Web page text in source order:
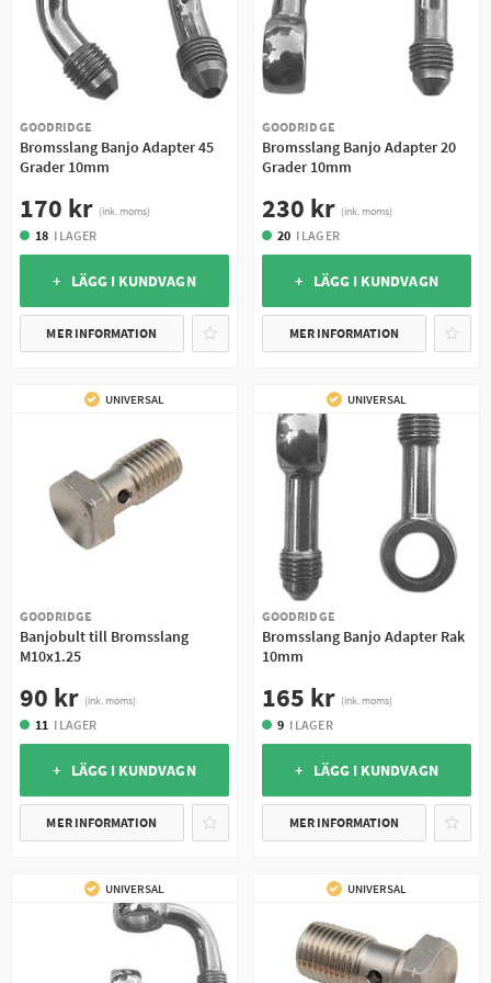
GOODRIDGE
Bromsslang Banjo Adapter 45
Grader 10mm
170 kr (ink. moms)
18 I LAGER
+ LÄGG I KUNDVAGN
MER INFORMATION
GOODRIDGE
Bromsslang Banjo Adapter 20
Grader 10mm
230 kr (ink. moms)
20 I LAGER
+ LÄGG I KUNDVAGN
MER INFORMATION
UNIVERSAL
GOODRIDGE
Banjobult till Bromsslang
M10x1.25
90 kr (ink. moms)
11 I LAGER
+ LÄGG I KUNDVAGN
MER INFORMATION
UNIVERSAL
GOODRIDGE
Bromsslang Banjo Adapter Rak
10mm
165 kr (ink. moms)
9 I LAGER
+ LÄGG I KUNDVAGN
MER INFORMATION
UNIVERSAL UNIVERSAL